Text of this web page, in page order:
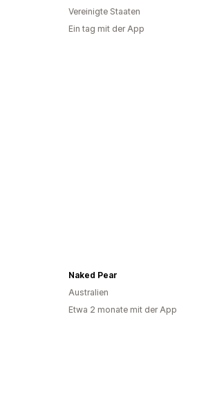
Vereinigte Staaten
Ein tag mit der App
Naked Pear
Australien
Etwa 2 monate mit der App